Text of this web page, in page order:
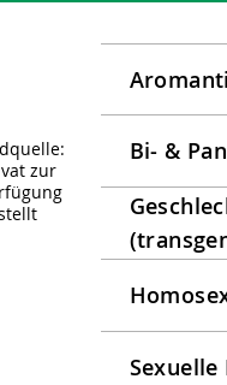
zur
Bi- &
Sexuelle